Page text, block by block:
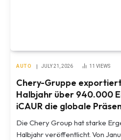
AUTO JULY 21, 2026 11 VIEWS
Chery-Gruppe
Halbjahr über 940.000
iCAUR die globale
Die Chery Group hat starke
Halbjahr veröffentlicht. Von